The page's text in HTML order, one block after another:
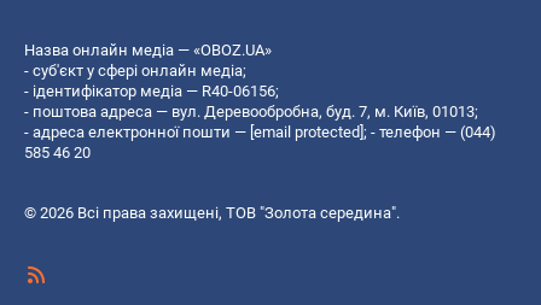
Назва онлайн медіа — «OBOZ.UA»
- суб'єкт у сфері онлайн медіа;
- ідентифікатор медіа — R40-06156;
- поштова адреса — вул. Деревообробна, буд. 7, м. Київ, 01013;
- адреса електронної пошти — [email protected]; - телефон — (044)
585 46 20
© 2026 Всі права захищені, ТОВ "Золота середина".